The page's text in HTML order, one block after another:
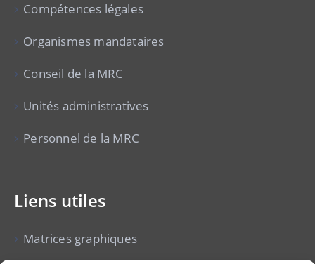
Compétences légales
Organismes mandataires
Conseil de la MRC
Unités administratives
Personnel de la MRC
Liens utiles
Matrices graphiques